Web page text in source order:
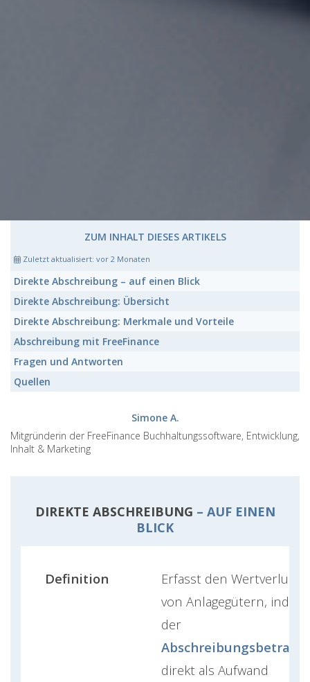
ZUM INHALT DIESES ARTIKELS
Zuletzt aktualisiert: vor 2 Monaten
Direkte Abschreibung – auf einen Blick
Direkte Abschreibung: Übersicht
Direkte Abschreibung: Merkmale und Vorteile
Abschreibung mit FreeFinance
Fragen und Antworten
Quellen
Simone A.
Mitgründerin der FreeFinance Buchhaltungssoftware, Entwicklung,
Inhalt & Marketing
DIREKTE ABSCHREIBUNG – AUF EINEN
BLICK
Definition
Erfasst den Wertverlust
von Anlagegütern, indem
der
Abschreibungsbetrag
direkt als Aufwand